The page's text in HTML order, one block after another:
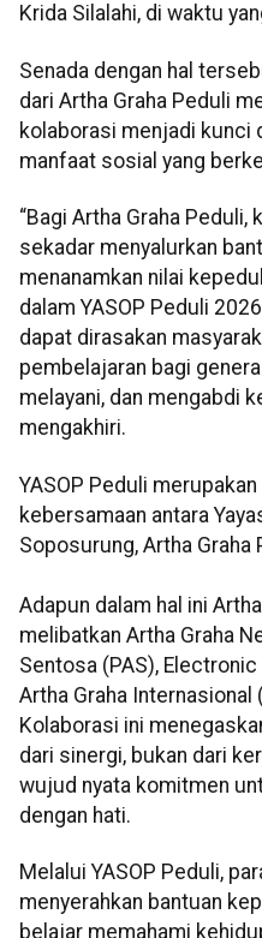
Krida Silalahi, di waktu
Senada dengan hal
dari Artha Graha Peduli
kolaborasi menjadi kunci
manfaat sosial yang
“Bagi Artha Graha
sekadar menyalurkan
menanamkan nilai
dalam YASOP Peduli
dapat dirasakan
pembelajaran bagi
melayani, dan mengabdi
mengakhiri.
YASOP Peduli
kebersamaan antara
Soposurung, Artha Graha
Adapun dalam hal ini
melibatkan Artha Graha
Sentosa (PAS),
Artha Graha Internasional
Kolaborasi ini
dari sinergi, bukan dari
wujud nyata komitmen
dengan hati.
Melalui YASOP Peduli,
menyerahkan bantuan
belajar memahami